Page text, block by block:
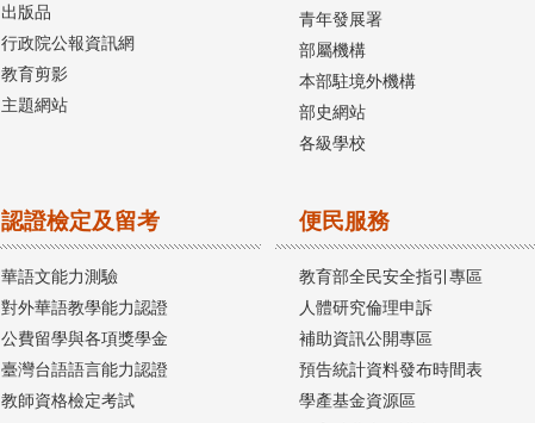
出版品
行政院公報資訊網
教育剪影
主題網站
青年發展署
部屬機構
本部駐境外機構
部史網站
各級學校
認證檢定及留考
華語文能力測驗
對外華語教學能力認證
公費留學與各項獎學金
臺灣台語語言能力認證
教師資格檢定考試
便民服務
教育部全民安全指引專區
人體研究倫理申訴
補助資訊公開專區
預告統計資料發布時間表
學產基金資源區